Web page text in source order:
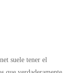
suele tener el